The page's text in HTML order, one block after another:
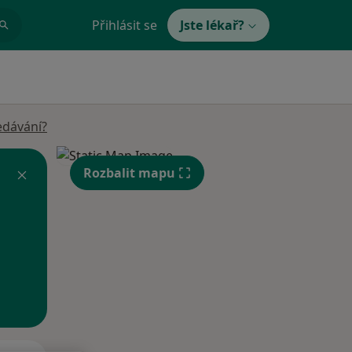
Přihlásit se Jste lékař?
Rozbalit mapu